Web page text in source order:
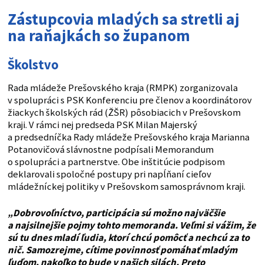
Zástupcovia mladých sa stretli aj
na raňajkách so županom
Školstvo
Rada mládeže Prešovského kraja (RMPK) zorganizovala
v spolupráci s PSK Konferenciu pre členov a koordinátorov
žiackych školských rád (ŽŠR) pôsobiacich v Prešovskom
kraji. V rámci nej predseda PSK Milan Majerský
a predsedníčka Rady mládeže Prešovského kraja Marianna
Potanovičová slávnostne podpísali Memorandum
o spolupráci a partnerstve. Obe inštitúcie podpisom
deklarovali spoločné postupy pri napĺňaní cieľov
mládežníckej politiky v Prešovskom samosprávnom kraji.
„Dobrovoľníctvo, participácia sú možno najväčšie
a najsilnejšie pojmy tohto memoranda. Veľmi si vážim, že
sú tu dnes mladí ľudia, ktorí chcú pomôcť a nechcú za to
nič. Samozrejme, cítime povinnosť pomáhať mladým
ľuďom, nakoľko to bude v našich silách. Preto